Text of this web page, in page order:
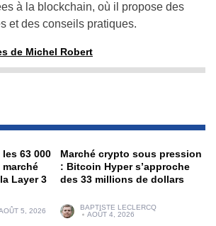
à la blockchain, où il propose des
et des conseils pratiques.
de Michel Robert
63 000
Layer 3
5, 2026
Marché crypto sous pression
: Bitcoin Hyper s’approche
des 33 millions de dollars
BAPTISTE LECLERCQ
AOÛT 4, 2026